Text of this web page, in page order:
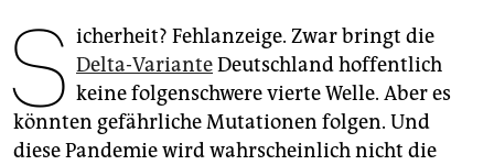
abo
genossenschaft
epaper login
S icherheit? Fehlanzeige. Zwar bringt die
Delta-VarianteDeutschland hoffentlich
keine folgenschwere vierte Welle. Aber es
könnten gefährliche Mutationen folgen. Und
diese Pandemie wird wahrscheinlich nicht die